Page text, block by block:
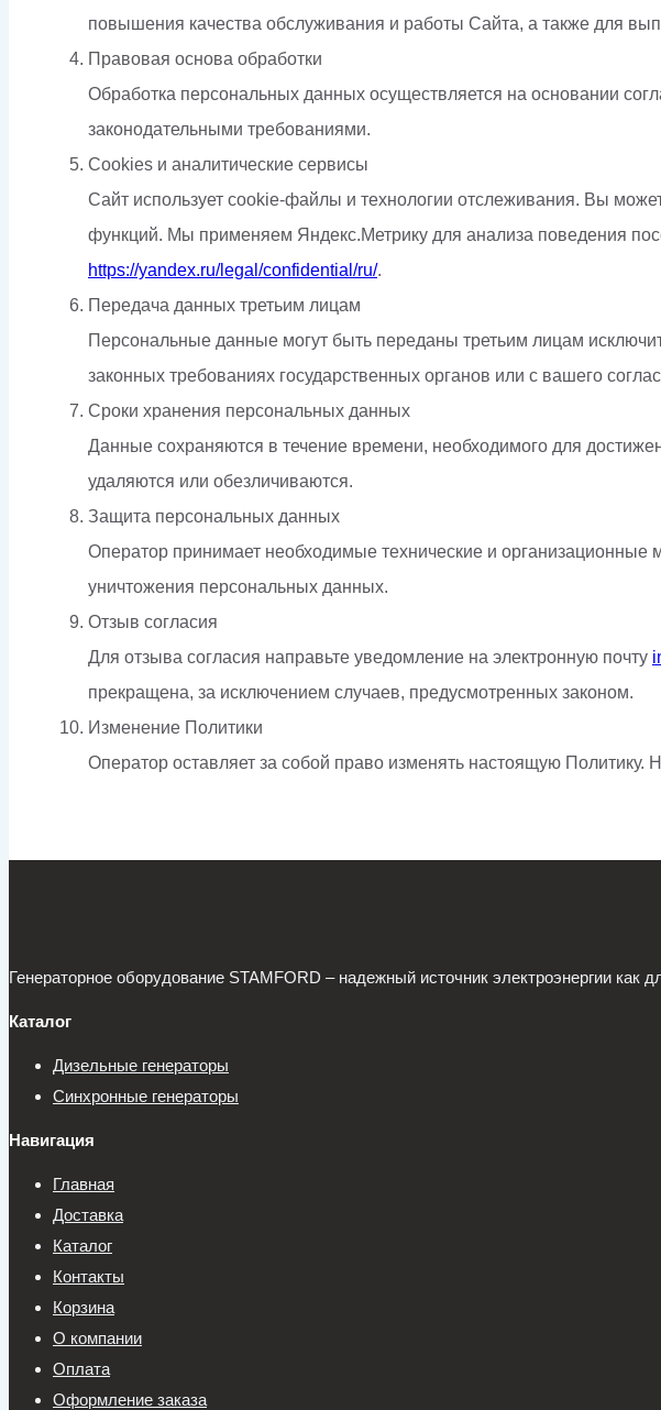
повышения качества обслуживания и работы Сайта, а также для
Правовая основа обработки
Обработка персональных данных осуществляется на основании
законодательными требованиями.
Cookies и аналитические сервисы
Сайт использует cookie-файлы и технологии отслеживания. Вы
функций. Мы применяем Яндекс.Метрику для анализа поведения
https://yandex.ru/legal/confidential/ru/.
Передача данных третьим лицам
Персональные данные могут быть переданы третьим лицам
законных требованиях государственных органов или с вашего
Сроки хранения персональных данных
Данные сохраняются в течение времени, необходимого для
удаляются или обезличиваются.
Защита персональных данных
Оператор принимает необходимые технические и
уничтожения персональных данных.
Отзыв согласия
Для отзыва согласия направьте уведомление на электронную почту
прекращена, за исключением случаев, предусмотренных законом.
Изменение Политики
Оператор оставляет за собой право изменять настоящую Политику.
Генераторное оборудование STAMFORD – надежный источник электроэнергии как
Каталог
Дизельные генераторы
Синхронные генераторы
Навигация
Главная
Доставка
Каталог
Контакты
Корзина
О компании
Оплата
Оформление заказа